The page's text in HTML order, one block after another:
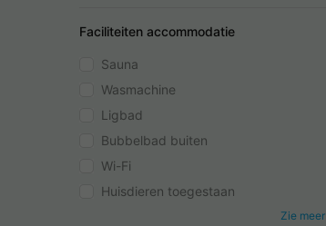
Faciliteiten accommodatie
Sauna
Wasmachine
Ligbad
Bubbelbad buiten
Wi-Fi
Huisdieren toegestaan
Zie meer